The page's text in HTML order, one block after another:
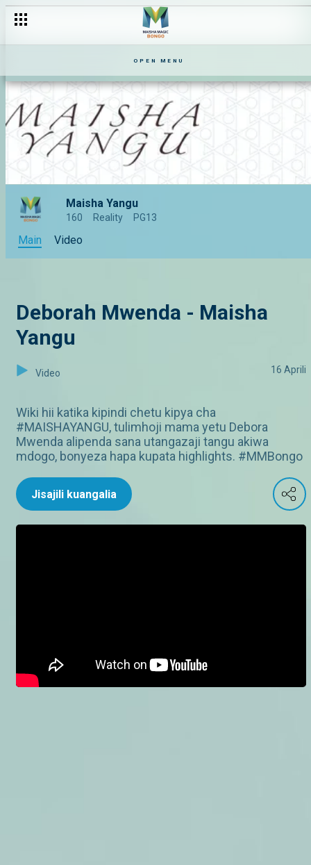
OPEN MENU
Maisha Yangu
160 Reality PG13
Main Video
Deborah Mwenda - Maisha
Yangu
Video 16 Aprili
Wiki hii katika kipindi chetu kipya cha
#MAISHAYANGU, tulimhoji mama yetu Debora
Mwenda alipenda sana utangazaji tangu akiwa
mdogo, bonyeza hapa kupata highlights. #MMBongo
Jisajili kuangalia